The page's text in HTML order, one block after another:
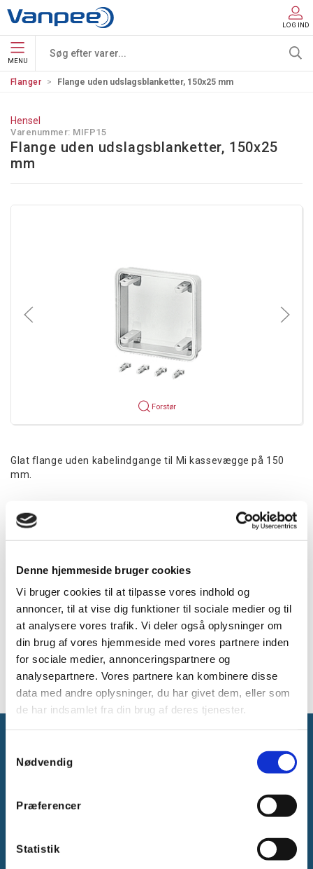
Denne hjemmeside bruger cookies
Vi bruger cookies til at tilpasse vores indhold og
annoncer, til at vise dig funktioner til sociale medier og til
at analysere vores trafik. Vi deler også oplysninger om
din brug af vores hjemmeside med vores partnere inden
for sociale medier, annonceringspartnere og
analysepartnere. Vores partnere kan kombinere disse
data med andre oplysninger, du har givet dem, eller som
de har indsamlet fra din brug af deres tjenester.
Nødvendig
Præferencer
Statistik
LOG IND
MENU
Flanger Flange uden udslagsblanketter, 150x25 mm
Hensel
Varenummer: MIFP15
Flange uden udslagsblanketter, 150x25
mm
Forstør
Glat flange uden kabelindgange til Mi kassevægge på 150
mm.
Mere information
Flange
Uden udslagsblanketter
Sider 150 mm
Med monteringskiler og pakning
Gammelager 15
CVR: DK-25695801